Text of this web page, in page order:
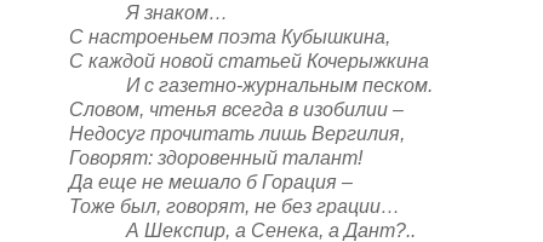
Я знаком…
С настроеньем поэта Кубышкина,
С каждой новой статьей Кочерыжкина
И с газетно-журнальным песком.
Словом, чтенья всегда в изобилии –
Недосуг прочитать лишь Вергилия,
Говорят: здоровенный талант!
Да еще не мешало б Горация –
Тоже был, говорят, не без грации…
А Шекспир, а Сенека, а Дант?..